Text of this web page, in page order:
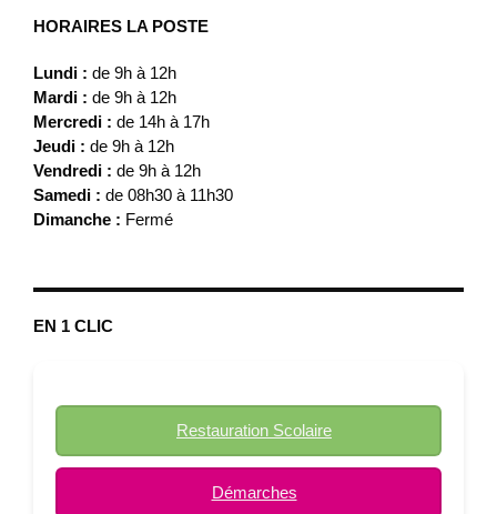
HORAIRES LA POSTE
Lundi : de 9h à 12h
Mardi : de 9h à 12h
Mercredi : de 14h à 17h
Jeudi : de 9h à 12h
Vendredi : de 9h à 12h
Samedi : de 08h30 à 11h30
Dimanche : Fermé
EN 1 CLIC
Restauration Scolaire
Démarches